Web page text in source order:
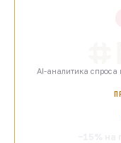
AI-аналитика спроса